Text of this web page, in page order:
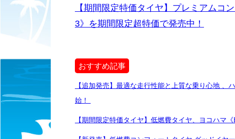
【期間限定特価タイヤ】プレミアムコ
3》を期間限定超特価で発売中！
おすすめ記事
【追加発売】最適な走行性能と上質な乗り心地
始！
【期間限定特価タイヤ】低燃費タイヤ、ヨコハマ